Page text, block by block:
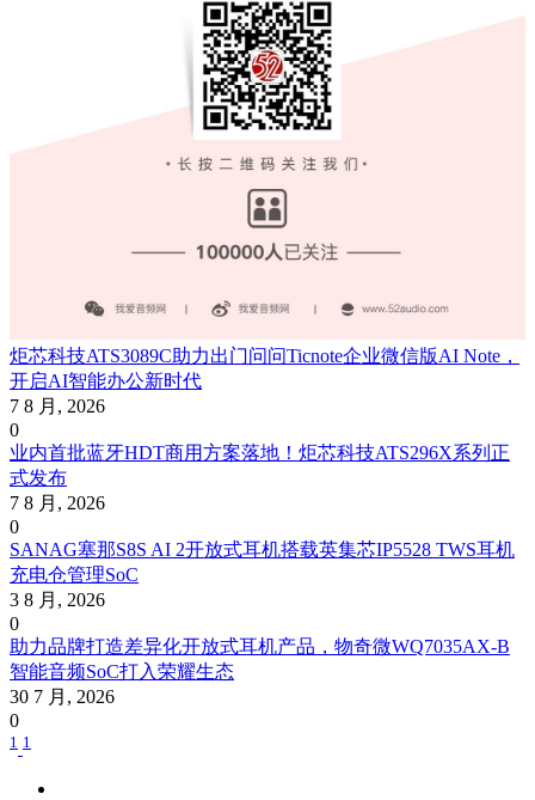
炬芯科技ATS3089C助力出门问问Ticnote企业微信版AI Note，
开启AI智能办公新时代
7 8 月, 2026
0
业内首批蓝牙HDT商用方案落地！炬芯科技ATS296X系列正
式发布
7 8 月, 2026
0
SANAG塞那S8S AI 2开放式耳机搭载英集芯IP5528 TWS耳机
充电仓管理SoC
3 8 月, 2026
0
助力品牌打造差异化开放式耳机产品，物奇微WQ7035AX-B
智能音频SoC打入荣耀生态
30 7 月, 2026
0
1 1